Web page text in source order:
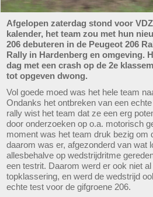
Afgelopen zaterdag stond voor
kalender, het team zou met hun
206 debuteren in de Peugeot 206
Rally in Hardenberg en omgeving.
dag met een crash op de 2e
tot opgeven dwong.
Vol goede moed was het hele team
Ondanks het ontbreken van een
rally wist het team dat ze een erg
door onderzoeken op o.a. motorisch
moment was het team druk bezig om
daarom was er, afgezonderd van wat
allesbehalve op wedstrijdritme
een testrit. Daarom werd er ook niet
topklassering, en werd de wedstrijd
echte test voor de gifgroene 206.